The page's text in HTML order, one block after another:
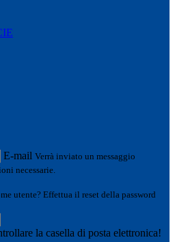
E-mail Verrà inviato un messaggio
necessarie.
utente? Effettua il reset della password
la casella di posta elettronica!